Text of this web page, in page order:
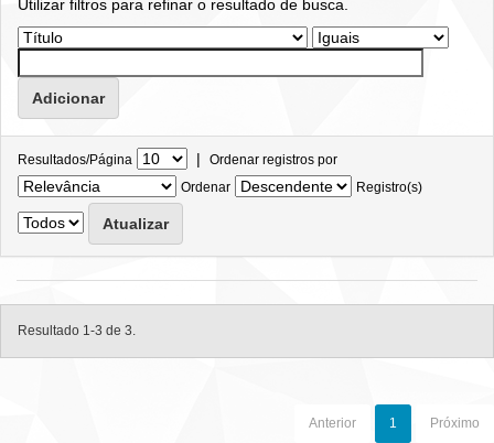
Utilizar filtros para refinar o resultado de busca.
Resultados/Página | Ordenar registros por
Ordenar
Registro(s)
Resultado 1-3 de 3.
Anterior 1 Próximo